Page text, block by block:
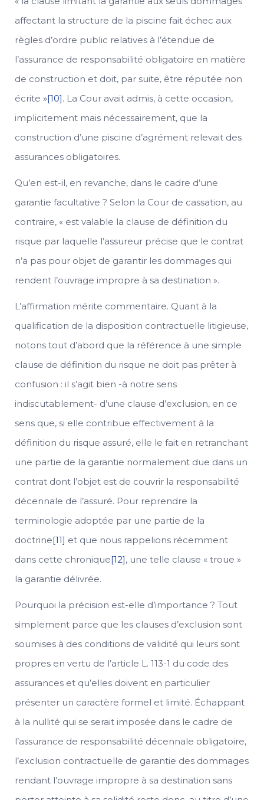
affectant la structure de la piscine fait échec aux
règles d’ordre public relatives à l’étendue de
l’assurance de responsabilité obligatoire en matière
de construction et doit, par suite, être réputée non
écrite »[10]. La Cour avait admis, à cette occasion,
implicitement mais nécessairement, que la
construction d’une piscine d’agrément relevait des
assurances obligatoires.
Qu’en est-il, en revanche, dans le cadre d’une
garantie facultative ? Selon la Cour de cassation, au
contraire, « est valable la clause de définition du
risque par laquelle l’assureur précise que le contrat
n’a pas pour objet de garantir les dommages qui
rendent l’ouvrage impropre à sa destination ».
L’affirmation mérite commentaire. Quant à la
qualification de la disposition contractuelle litigieuse,
notons tout d’abord que la référence à une simple
clause de définition du risque ne doit pas prêter à
confusion : il s’agit bien -à notre sens
indiscutablement- d’une clause d’exclusion, en ce
sens que, si elle contribue effectivement à la
définition du risque assuré, elle le fait en retranchant
une partie de la garantie normalement due dans un
contrat dont l’objet est de couvrir la responsabilité
décennale de l’assuré. Pour reprendre la
terminologie adoptée par une partie de la
doctrine[11] et que nous rappelions récemment
dans cette chronique[12], une telle clause « troue »
la garantie délivrée.
Pourquoi la précision est-elle d’importance ? Tout
simplement parce que les clauses d’exclusion sont
soumises à des conditions de validité qui leurs sont
propres en vertu de l’article L. 113-1 du code des
assurances et qu’elles doivent en particulier
présenter un caractère formel et limité. Échappant
à la nullité qui se serait imposée dans le cadre de
l’assurance de responsabilité décennale obligatoire,
l’exclusion contractuelle de garantie des dommages
rendant l’ouvrage impropre à sa destination sans